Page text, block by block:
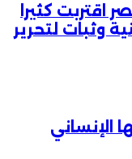
اقتربت كثيرا
وثبات لتحرير
الإنساني